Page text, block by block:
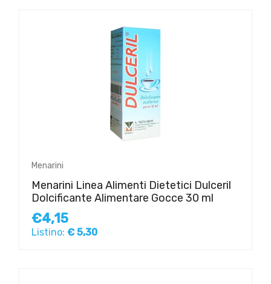
Menarini
Menarini Linea Alimenti Dietetici Dulceril
Dolcificante Alimentare Gocce 30 ml
€4,15
Listino: € 5,30